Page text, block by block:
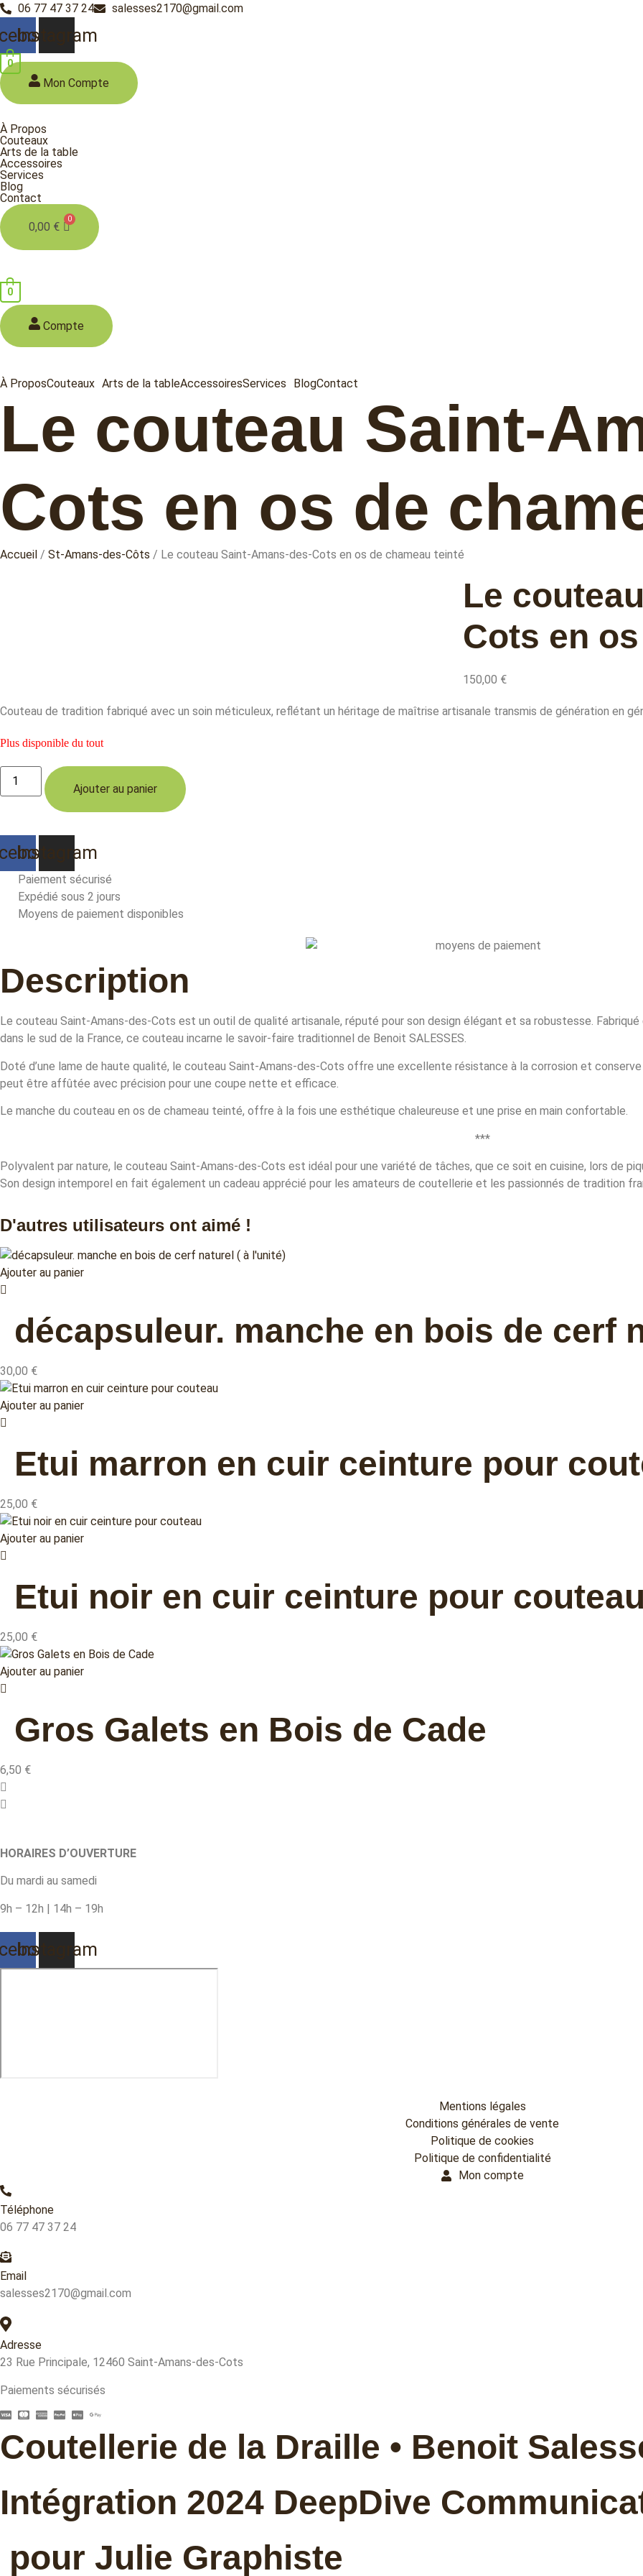
Aller
contenu
06 77 47 37 24 salesses2170@gmail.com
Instagram
0
Mon Compte
À Propos
Couteaux
Arts de la table
Accessoires
Services
Blog
Contact
0,00 €
0
Compte
À ProposCouteaux Arts de la tableAccessoiresServices BlogContact
Le couteau Saint-
Cots en os de
Accueil / St-Amans-des-Côts / Le couteau Saint-Amans-des-Cots en os de chameau teinté
Le
Cots en
150,00 €
Couteau de tradition fabriqué avec un soin méticuleux, reflétant un héritage de maîtrise artisanale transmis de génération en
Plus disponible du tout
quantité
Le
des-
Cots
chêne
e
barrique.
Lame
brute
Ajouter au panier
Instagram
Paiement sécurisé
Expédié sous 2 jours
Moyens de paiement disponibles
Description
Le couteau Saint-Amans-des-Cots est un outil de qualité artisanale, réputé pour son design élégant et sa robustesse.
dans le sud de la France, ce couteau incarne le savoir-faire traditionnel de Benoit SALESSES.
Doté d’une lame de haute qualité, le couteau Saint-Amans-des-Cots offre une excellente résistance à la corrosion et
peut être affûtée avec précision pour une coupe nette et efficace.
Le manche du couteau en os de chameau teinté, offre à la fois une esthétique chaleureuse et une prise en main confortable.
***
Polyvalent par nature, le couteau Saint-Amans-des-Cots est idéal pour une variété de tâches, que ce soit en cuisine, lors de
Son design intemporel en fait également un cadeau apprécié pour les amateurs de coutellerie et les passionnés de tradition
D'autres utilisateurs ont aimé !
Ajouter au panier
décapsuleur. manche en bois de cerf
30,00 €
Ajouter au panier
Etui marron en cuir ceinture pour
25,00 €
Ajouter au panier
Etui noir en cuir ceinture pour couteau
25,00 €
Ajouter au panier
Gros Galets en Bois de Cade
6,50 €
HORAIRES D’OUVERTURE
Du mardi au samedi
9h – 12h | 14h – 19h
Instagram
Mentions légales
Conditions générales de vente
Politique de cookies
Politique de confidentialité
Mon compte
Téléphone
06 77 47 37 24
Email
salesses2170@gmail.com
Adresse
23 Rue Principale, 12460 Saint-Amans-des-Cots
Paiements sécurisés
Coutellerie de la Draille • Benoit
Intégration 2024 DeepDive
pour Julie Graphiste